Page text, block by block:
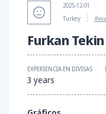
2025-12-01
Turkey
Furkan Teki̇n
EXPERIENCIA EN DIVISAS
3 years